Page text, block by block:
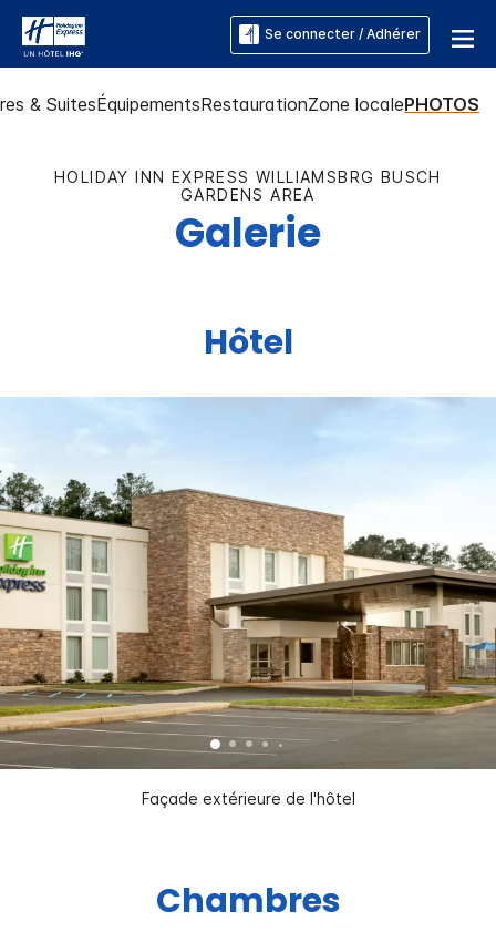
Se connecter / Adhérer
& SuitesÉquipementsRestaurationZone localePHOTOS
HOLIDAY INN EXPRESS WILLIAMSBRG BUSCH
GARDENS AREA
Galerie
Hôtel
Façade extérieure de l'hôtel
Chambres